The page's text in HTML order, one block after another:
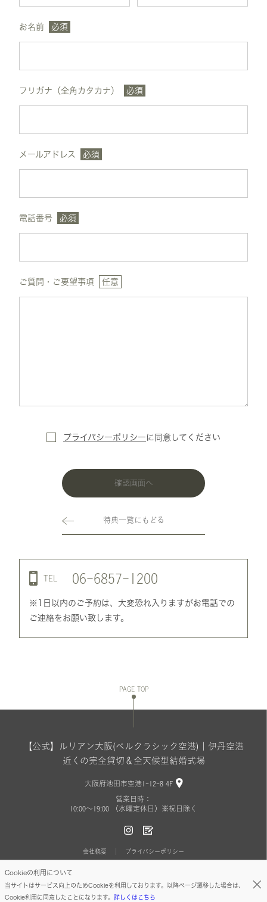
お名前 必須
フリガナ（全角カタカナ） 必須
メールアドレス 必須
電話番号 必須
ご質問・ご要望事項 任意
プライバシーポリシー に 同意してください
確認画面へ
特典一覧にもどる
TEL 06-6857-1200
※1日以内のご予約は、大変恐れ入りますがお電話での
ご連絡をお願い致します。
Cookieの利用について
当サイトはサービス向上のためCookieを利用しております。以降ページ遷移した場合は、
Cookie利用に同意したことになります。 詳しくはこちら
PAGE TOP
【公式】ルリアン大阪(ベルクラシック空港)｜伊丹空港
近くの完全貸切＆全天候型結婚式場
大阪府池田市空港1-12-8 4F
営業日時：
10:00〜19:00 （水曜定休日）※祝日除く
会社概要 プライバシーポリシー